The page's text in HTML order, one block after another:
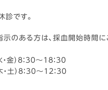
診です。
のある方は、採血開始時間に
金）8：30～18：30
8：30～12：30